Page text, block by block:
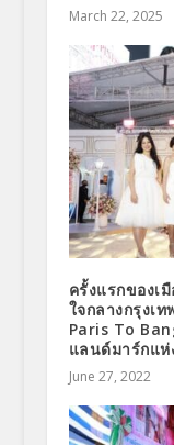
March 22, 2025
ครั้งแรกของเ
ใจกลางกรุงเท
Paris To
แลนด์มาร์กแห่
June 27, 2022